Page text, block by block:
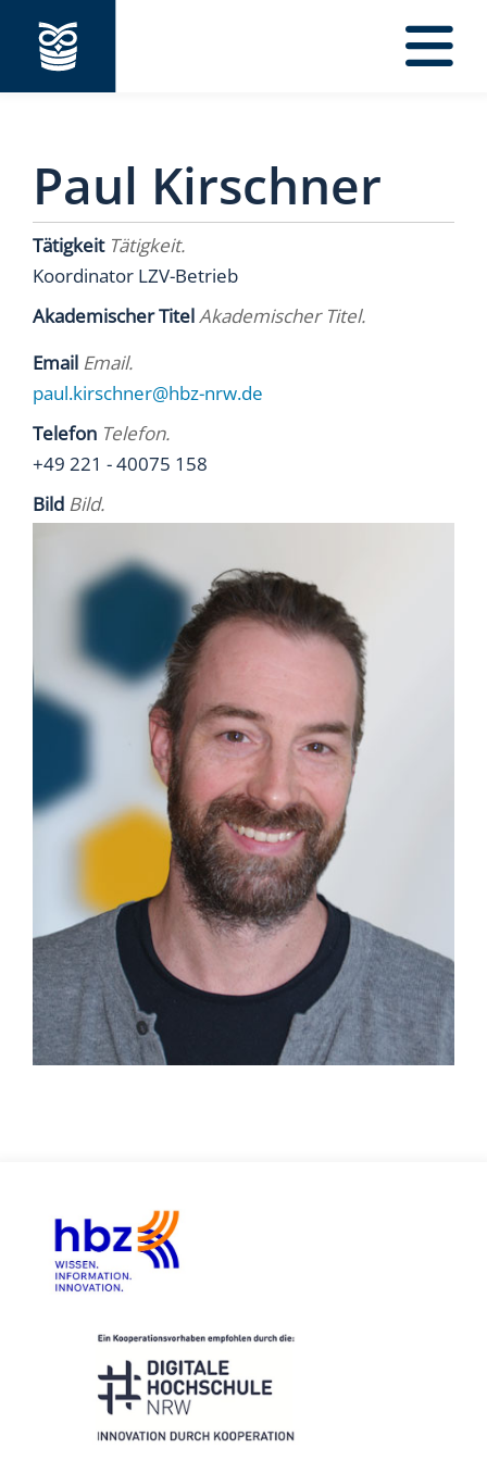
Paul Kirschner
Tätigkeit Tätigkeit.
Koordinator LZV-Betrieb
Akademischer TitelAkademischer Titel.
Email Email.
paul.kirschner@hbz-nrw.de
Telefon Telefon.
+49 221 - 40075 158
Bild Bild.